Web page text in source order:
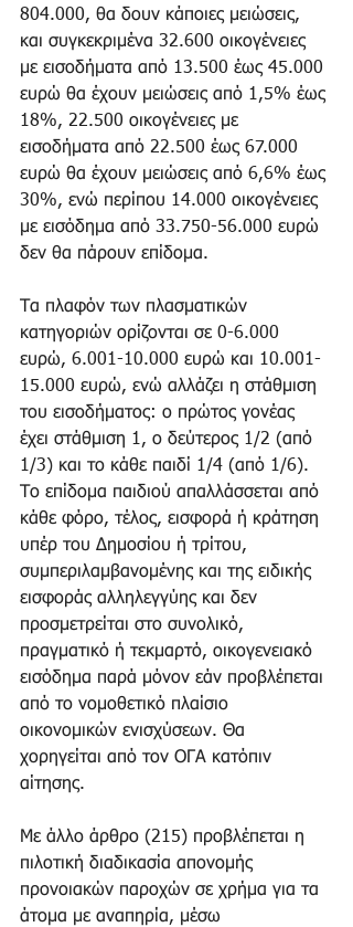
804.000, θα δουν κάποιες μειώσεις,
και συγκεκριμένα 32.600 οικογένειες
με εισοδήματα από 13.500 έως 45.000
ευρώ θα έχουν μειώσεις από 1,5% έως
18%, 22.500 οικογένειες με
εισοδήματα από 22.500 έως 67.000
ευρώ θα έχουν μειώσεις από 6,6% έως
30%, ενώ περίπου 14.000 οικογένειες
με εισόδημα από 33.750-56.000 ευρώ
δεν θα πάρουν επίδομα.
Τα πλαφόν των πλασματικών
κατηγοριών ορίζονται σε 0-6.000
ευρώ, 6.001-10.000 ευρώ και 10.001-
15.000 ευρώ, ενώ αλλάζει η στάθμιση
του εισοδήματος: ο πρώτος γονέας
έχει στάθμιση 1, ο δεύτερος 1/2 (από
1/3) και το κάθε παιδί 1/4 (από 1/6).
Το επίδομα παιδιού απαλλάσσεται από
κάθε φόρο, τέλος, εισφορά ή κράτηση
υπέρ του Δημοσίου ή τρίτου,
συμπεριλαμβανομένης και της ειδικής
εισφοράς αλληλεγγύης και δεν
προσμετρείται στο συνολικό,
πραγματικό ή τεκμαρτό, οικογενειακό
εισόδημα παρά μόνον εάν προβλέπεται
από το νομοθετικό πλαίσιο
οικονομικών ενισχύσεων. Θα
χορηγείται από τον ΟΓΑ κατόπιν
αίτησης.
Με άλλο άρθρο (215) προβλέπεται η
πιλοτική διαδικασία απονομής
προνοιακών παροχών σε χρήμα για τα
άτομα με αναπηρία, μέσω